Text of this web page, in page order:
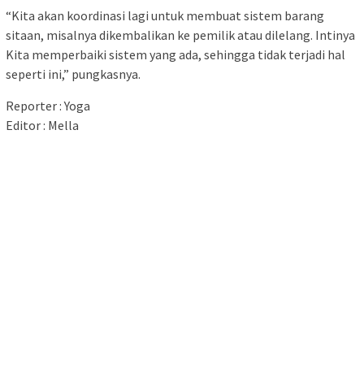
“Kita akan koordinasi lagi untuk membuat sistem barang
sitaan, misalnya dikembalikan ke pemilik atau dilelang. Intinya
Kita memperbaiki sistem yang ada, sehingga tidak terjadi hal
seperti ini,” pungkasnya.
Reporter : Yoga
Editor : Mella